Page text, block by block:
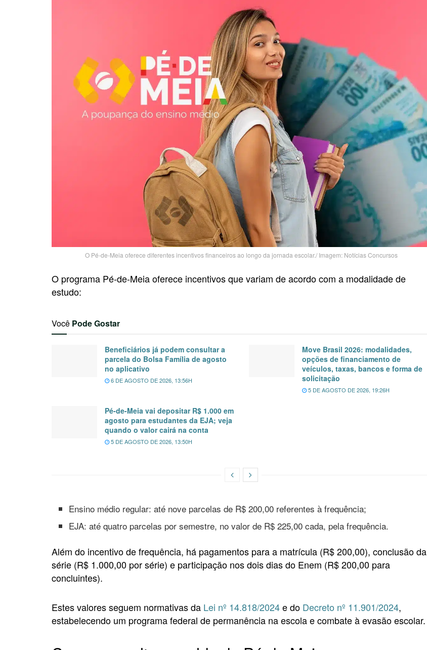
O Pé-de-Meia oferece diferentes incentivos financeiros ao longo da jornada escolar./ Imagem: Notícias Concursos
O programa Pé-de-Meia oferece incentivos que variam de acordo com a modalidade de
estudo:
Você Pode Gostar
Beneficiários já podem consultar a
parcela do Bolsa Família de agosto
no aplicativo
6 DE AGOSTO DE 2026, 13:56H
Move Brasil 2026: modalidades,
opções de financiamento de
veículos, taxas, bancos e forma de
solicitação
5 DE AGOSTO DE 2026, 19:26H
Pé-de-Meia vai depositar R$ 1.000 em
agosto para estudantes da EJA; veja
quando o valor cairá na conta
5 DE AGOSTO DE 2026, 13:50H
Ensino médio regular: até nove parcelas de R$ 200,00 referentes à frequência;
EJA: até quatro parcelas por semestre, no valor de R$ 225,00 cada, pela frequência.
Além do incentivo de frequência, há pagamentos para a matrícula (R$ 200,00), conclusão da
série (R$ 1.000,00 por série) e participação nos dois dias do Enem (R$ 200,00 para
concluintes).
Estes valores seguem normativas da Lei nº 14.818/2024e do Decreto nº 11.901/2024,
estabelecendo um programa federal de permanência na escola e combate à evasão escolar.